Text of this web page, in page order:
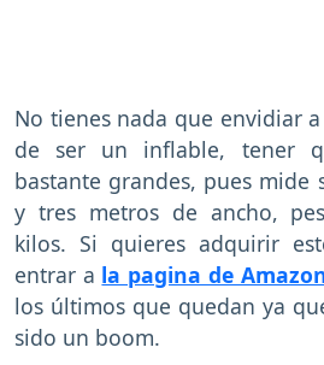
No tienes nada que envidiar
de ser un inflable, tener
bastante grandes, pues mide
y tres metros de ancho,
kilos. Si quieres adquirir
entrar a la pagina de
los últimos que quedan ya
sido un boom.